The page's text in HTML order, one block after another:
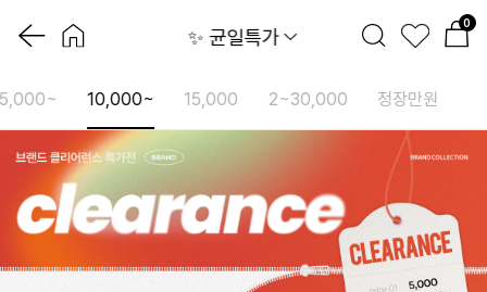
0
✨ 균일특가
10,000~ 15,000 2~30,000 정장만원